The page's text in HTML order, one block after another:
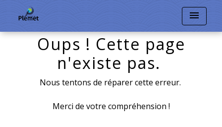
menu
Oups ! Cette page
n'existe pas.
Nous tentons de réparer cette erreur.
Merci de votre compréhension !